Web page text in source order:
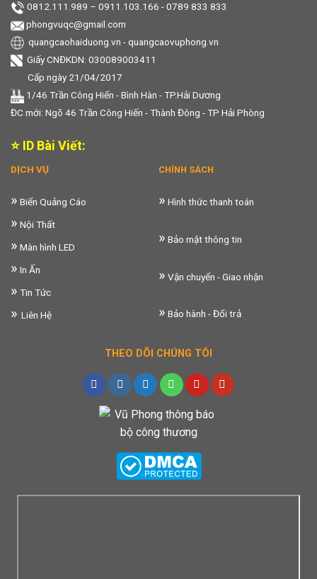
0812.111.989 – 0911.103.166 - 0789 833 833
phongvuqc@gmail.com
quangcaohaiduong.vn -quangcaovuphong.vn
Giấy CNĐKDN: 030089003411
Cấp ngày 21/04/2017
1/46 Trần Công Hiến - Bình Hàn - TP.Hải Dương
ĐC mới: Ngõ 46 Trần Công Hiến - Thành Đông - TP Hải Phòng
⭐ ID Bài Viết:
DỊCH VỤ
» Biển Quảng Cáo
» Nội Thất
» Màn hình LED
» In Ấn
» Tin Tức
» Liên Hệ
CHÍNH SÁCH
» Hình thức thanh toán
» Bảo mật thông tin
» Vận chuyển - Giao nhận
» Bảo hành - Đổi trả
THEO DÕI CHÚNG TÔI